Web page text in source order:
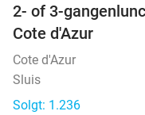
2- of 3-
Cote d'Azur
Cote d'Azur
Sluis
Solgt: 1.236